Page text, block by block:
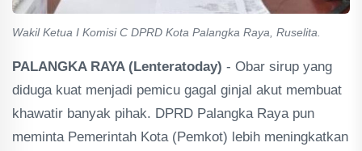
Wakil Ketua I Komisi C DPRD Kota Palangka Raya, Ruselita.
PALANGKA RAYA (Lenteratoday) - Obar sirup yang
diduga kuat menjadi pemicu gagal ginjal akut membuat
khawatir banyak pihak. DPRD Palangka Raya pun
meminta Pemerintah Kota (Pemkot) lebih meningkatkan